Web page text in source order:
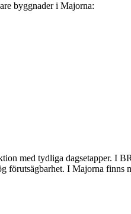
byggnader i Majorna:
med tydliga dagsetapper. I
I Majorna finns